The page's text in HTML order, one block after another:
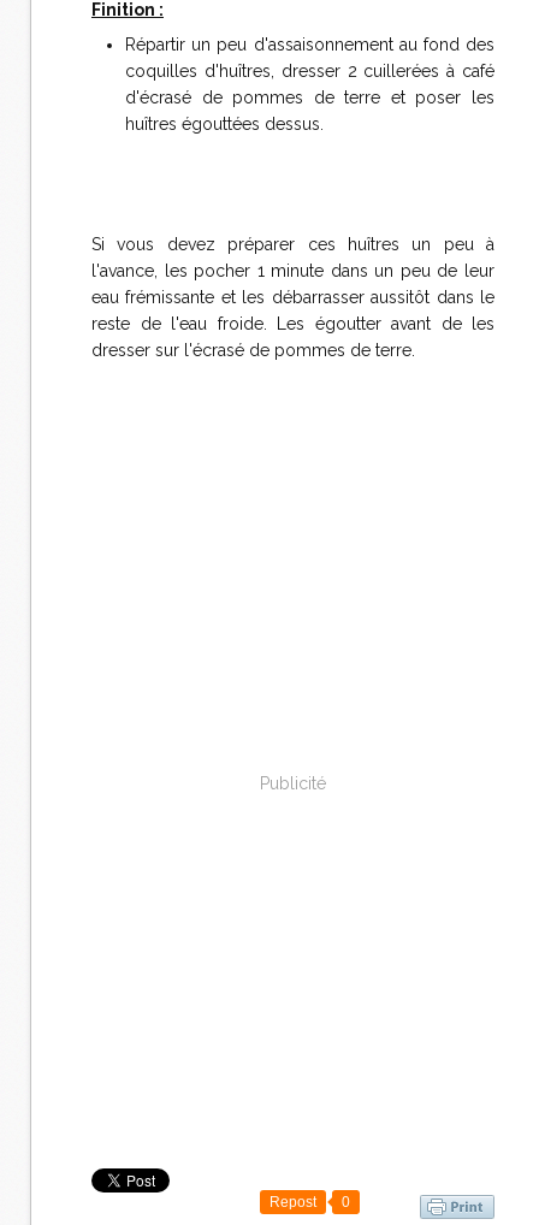
Finition :
Répartir un peu d'assaisonnement au fond des
coquilles d'huîtres, dresser 2 cuillerées à café
d'écrasé de pommes de terre et poser les
huîtres égouttées dessus.
Si vous devez préparer ces huîtres un peu à
l'avance, les pocher 1 minute dans un peu de leur
eau frémissante et les débarrasser aussitôt dans le
reste de l'eau froide. Les égoutter avant de les
dresser sur l'écrasé de pommes de terre.
Publicité
Repost 0